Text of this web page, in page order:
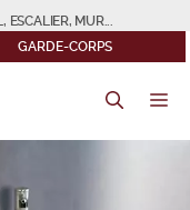
ESCALIER, MUR...
GARDE-CORPS